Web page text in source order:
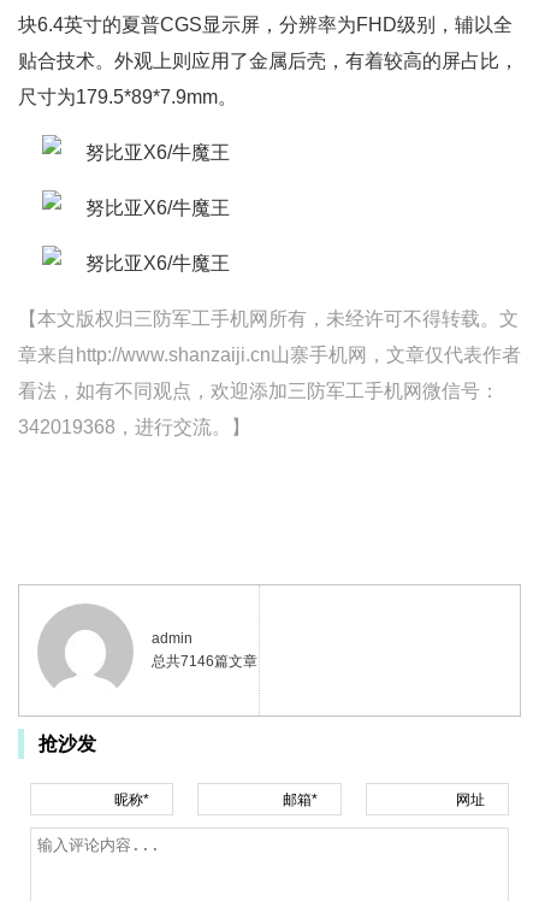
块6.4英寸的夏普CGS显示屏，分辨率为FHD级别，辅以全
贴合技术。外观上则应用了金属后壳，有着较高的屏占比，
尺寸为179.5*89*7.9mm。
【本文版权归三防军工手机网所有，未经许可不得转载。文
章来自http://www.shanzaiji.cn山寨手机网，文章仅代表作者
看法，如有不同观点，欢迎添加三防军工手机网微信号：
342019368，进行交流。】
admin
总共7146篇文章
抢沙发
昵称* 邮箱* 网址